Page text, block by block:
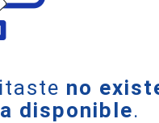
no
disponible.